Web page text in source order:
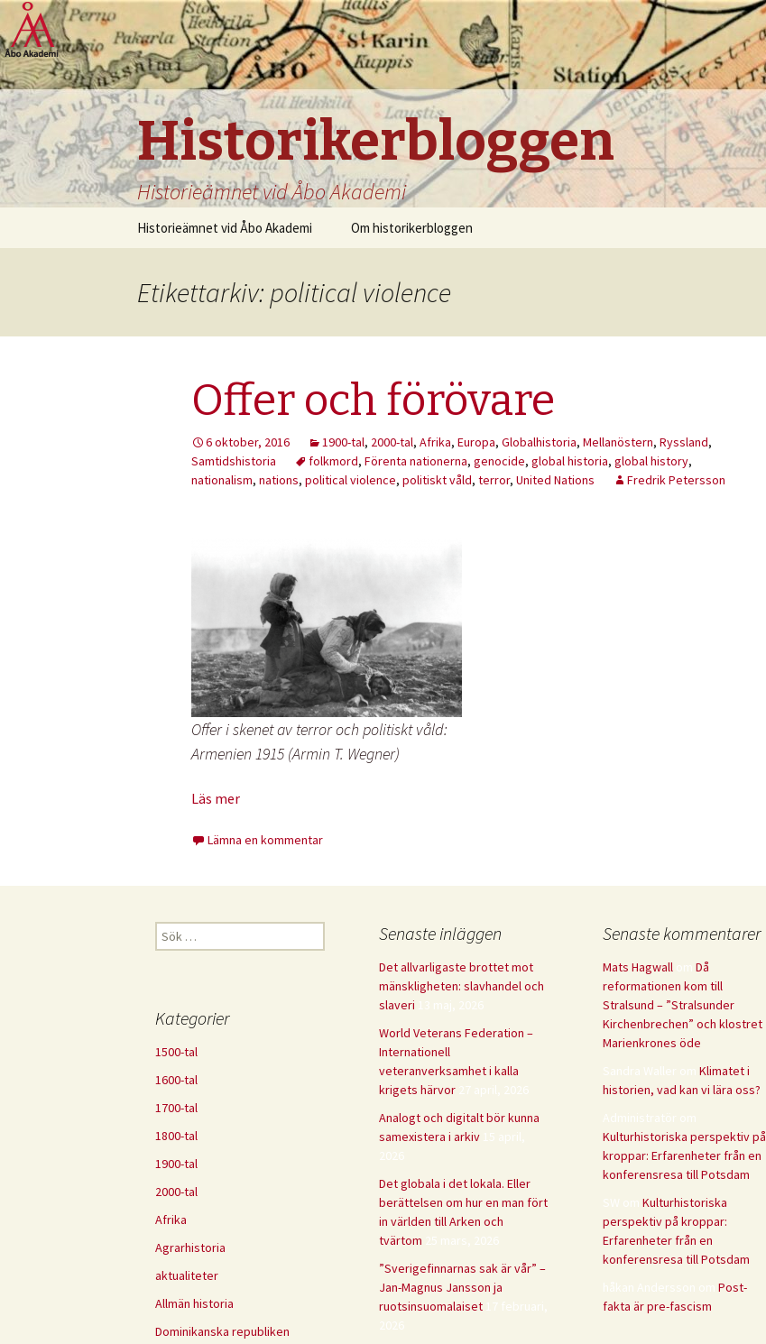
Historikerbloggen
Historieämnet vid Åbo Akademi
Historieämnet vid Åbo Akademi Om historikerbloggen
Etikettarkiv: political violence
Offer och förövare
6 oktober, 2016 1900-tal, 2000-tal, Afrika, Europa, Globalhistoria, Mellanöstern, Ryssland,
Samtidshistoria
folkmord, Förenta nationerna, genocide, global historia, global history,
nationalism, nations, political violence, politiskt våld, terror, United Nations Fredrik Petersson
Offer i skenet av terror och politiskt våld:
Armenien 1915 (Armin T. Wegner)
Läs mer
Lämna en kommentar
Sök
efter:
Senaste inläggen
Det allvarligaste brottet mot
mänskligheten: slavhandel och
slaveri 13 maj, 2026
World Veterans Federation –
Internationell
veteranverksamhet i kalla
krigets härvor
27 april, 2026
Analogt och digitalt bör kunna
samexistera i arkiv 15 april,
2026
Det globala i det lokala. Eller
berättelsen om hur en man fört
in världen till Arken och
tvärtom
25 mars, 2026
”Sverigefinnarnas sak är vår” –
Jan-Magnus Jansson ja
ruotsinsuomalaiset 17 februari,
2026
Senaste kommentarer
Mats Hagwall om Då
reformationen kom till
Stralsund – ”Stralsunder
Kirchenbrechen” och klostret
Marienkrones öde
Sandra Waller om Klimatet i
historien, vad kan vi lära oss?
Administratör om
Kulturhistoriska perspektiv på
kroppar: Erfarenheter från en
konferensresa till Potsdam
SW om Kulturhistoriska
perspektiv på kroppar:
Erfarenheter från en
konferensresa till Potsdam
håkan Andersson om Post-
fakta är pre-fascism
Kategorier
1500-tal
1600-tal
1700-tal
1800-tal
1900-tal
2000-tal
Afrika
Agrarhistoria
aktualiteter
Allmän historia
Dominikanska republiken